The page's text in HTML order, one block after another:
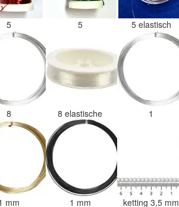
5 5 5 elastisch
8 8 elastische 1
mm 1 mm ketting 3,5